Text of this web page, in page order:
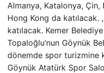
Almanya, Katalonya,
Hong Kong da katılacak.
katılacak. Kemer
Topaloğlu’nun Göynük
dönemde spor turizmine
Göynük Atatürk Spor